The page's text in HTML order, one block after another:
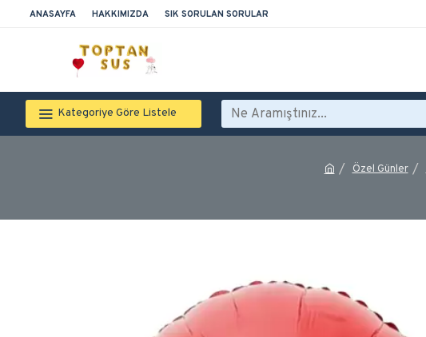
ANASAYFA HAKKIMIZDA SIK SORULAN SORULAR
Kategoriye Göre Listele
Özel Günler